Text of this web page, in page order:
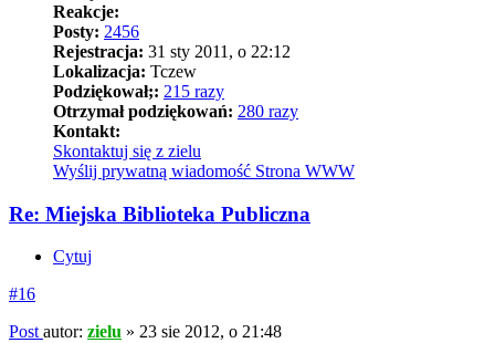
Reakcje:
Posty: 2456
Rejestracja: 31 sty 2011, o 22:12
Lokalizacja: Tczew
Podziękował;: 215 razy
Otrzymał podziękowań: 280 razy
Kontakt:
Skontaktuj się z zielu
Wyślij prywatną wiadomość Strona WWW
Re: Miejska Biblioteka Publiczna
Cytuj
#16
Post autor: zielu » 23 sie 2012, o 21:48